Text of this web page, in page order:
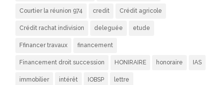
Courtier la réunion 974 credit Crédit agricole
Crédit rachat indivision deleguée etude
Ffinancer travaux financement
Financement droit succession HONIRAIRE honoraire IAS
immobilier intérêt IOBSP lettre